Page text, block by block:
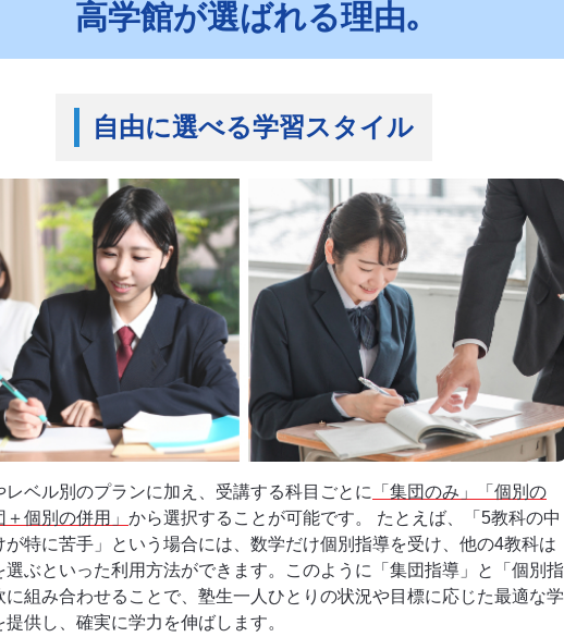
高学館が選ばれる理由｡
自由に選べる学習スタイル
レベル別のプランに加え、受講する科目ごとに
「集団のみ」「個別の
個別の併用」 から選択することが可能です。 たとえば、「5教科の中
が特に苦手」という場合には、数学だけ個別指導を受け、他の4教科は
選ぶといった利用方法ができます。このように「集団指導」と「個別指
に組み合わせることで、塾生一人ひとりの状況や目標に応じた最適な学
供し、確実に学力を伸ばします。